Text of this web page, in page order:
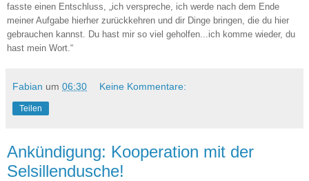
fasste einen Entschluss, „ich verspreche, ich werde nach dem Ende
meiner Aufgabe hierher zurückkehren und dir Dinge bringen, die du hier
gebrauchen kannst. Du hast mir so viel geholfen...ich komme wieder, du
hast mein Wort.“
Fabian um 06:30 Keine Kommentare:
Teilen
Ankündigung: Kooperation mit der
Selsillendusche!